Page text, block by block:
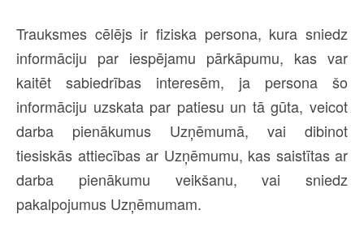
Trauksmes cēlējs ir fiziska persona, kura sniedz
informāciju par iespējamu pārkāpumu, kas var
kaitēt sabiedrības interesēm, ja persona šo
informāciju uzskata par patiesu un tā gūta, veicot
darba pienākumus Uzņēmumā, vai dibinot
tiesiskās attiecības ar Uzņēmumu, kas saistītas ar
darba pienākumu veikšanu, vai sniedz
pakalpojumus Uzņēmumam.